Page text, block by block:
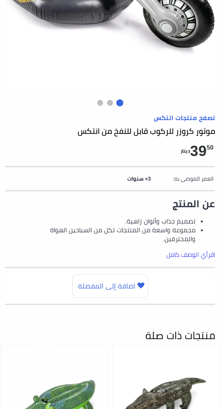
تصفح منتجات انتكس
موتور كروزر للركوب قابل للنفخ من انتكس
3950 دينار
العمر الموصى به: 3+ سنوات
عن المنتج
تصميم جذاب وألوان زاهية.
مجموعة واسعة من المنتجات لكل من السباحين الهواة
والمحترفين.
اقرأي الوصف كامل
اضافة إلى المفضلة
منتجات ذات صلة